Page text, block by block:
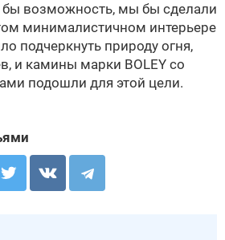
возможность, мы бы сделали
минималистичном интерьере
подчеркнуть природу огня,
и камины марки BOLEY со
подошли для этой цели.